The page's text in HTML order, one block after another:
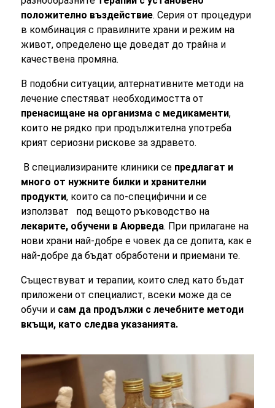
положително въздействие. Серия от процедури
в комбинация с правилните храни и режим на
живот, определено ще доведат до трайна и
качествена промяна.
В подобни ситуации, алтернативните методи на
лечение спестяват необходимостта от
пренасищане на организма с медикаменти,
които не рядко при продължителна употреба
крият сериозни рискове за здравето.
В специализираните клиники се предлагат и
много от нужните билки и хранителни
продукти, които са по-специфични и се
използват под вещото ръководство на
лекарите, обучени в Аюрведа. При прилагане на
нови храни най-добре е човек да се допита, как е
най-добре да бъдат обработени и приемани те.
Съществуват и терапии, които след като бъдат
приложени от специалист, всеки може да се
обучи и сам да продължи с лечебните методи
вкъщи, като следва указанията.